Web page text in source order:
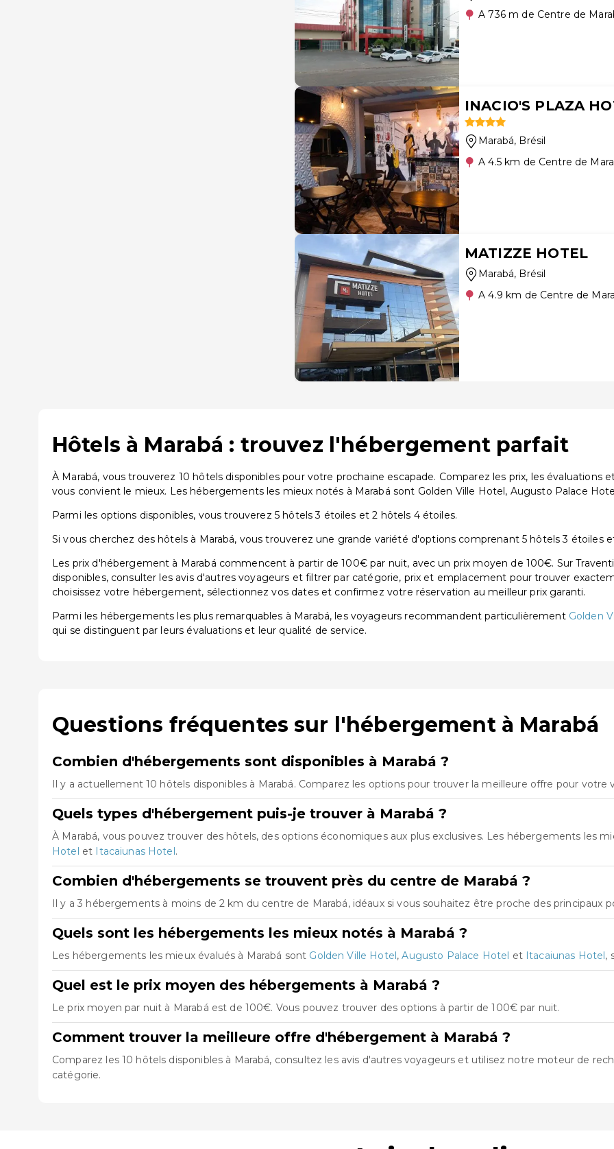
A 736 m de Centre de
INACIO'S PLAZA
Marabá, Brésil
A 4.5 km de Centre de
MATIZZE HOTEL
Marabá, Brésil
A 4.9 km de Centre de
Hôtels à Marabá : trouvez l'hébergement parfait
À Marabá, vous trouverez 10 hôtels disponibles pour votre prochaine escapade. Comparez les prix, les
vous convient le mieux. Les hébergements les mieux notés à Marabá sont Golden Ville Hotel, Augusto Palace
Parmi les options disponibles, vous trouverez 5 hôtels 3 étoiles et 2 hôtels 4 étoiles.
Si vous cherchez des hôtels à Marabá, vous trouverez une grande variété d'options comprenant 5 hôtels 3 étoiles
Les prix d'hébergement à Marabá commencent à partir de 100€ par nuit, avec un prix moyen de 100€. Sur
disponibles, consulter les avis d'autres voyageurs et filtrer par catégorie, prix et emplacement pour trouver
choisissez votre hébergement, sélectionnez vos dates et confirmez votre réservation au meilleur prix garanti.
Parmi les hébergements les plus remarquables à Marabá, les voyageurs recommandent particulièrement Golden
qui se distinguent par leurs évaluations et leur qualité de service.
Questions fréquentes sur l'hébergement à Marabá
Combien d'hébergements sont disponibles à Marabá ?
Il y a actuellement 10 hôtels disponibles à Marabá. Comparez les options pour trouver la meilleure offre pour votre
Quels types d'hébergement puis-je trouver à Marabá ?
À Marabá, vous pouvez trouver des hôtels, des options économiques aux plus exclusives. Les hébergements les
Hotel et Itacaiunas Hotel.
Combien d'hébergements se trouvent près du centre de Marabá ?
Il y a 3 hébergements à moins de 2 km du centre de Marabá, idéaux si vous souhaitez être proche des principaux
Quels sont les hébergements les mieux notés à Marabá ?
Les hébergements les mieux évalués à Marabá sont Golden Ville Hotel,Augusto Palace Hotel et Itacaiunas Hotel,
Quel est le prix moyen des hébergements à Marabá ?
Le prix moyen par nuit à Marabá est de 100€. Vous pouvez trouver des options à partir de 100€ par nuit.
Comment trouver la meilleure offre d'hébergement à Marabá ?
Comparez les 10 hôtels disponibles à Marabá, consultez les avis d'autres voyageurs et utilisez notre moteur de
catégorie.